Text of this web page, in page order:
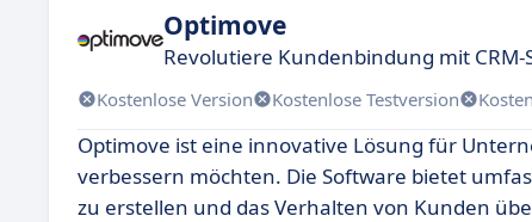
Optimove
Revolutiere Kundenbindung mit CRM-
Kostenlose Version Kostenlose Testversion
Optimove ist eine innovative Lösung für
verbessern möchten. Die Software bietet
zu erstellen und das Verhalten von Kunden